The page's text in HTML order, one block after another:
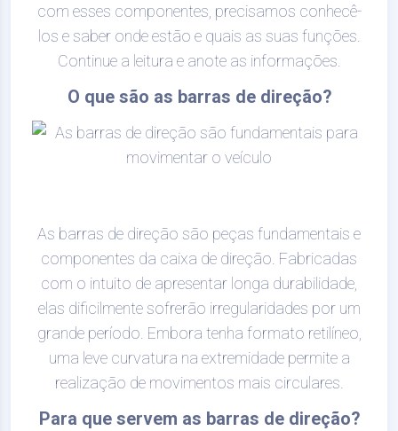
com esses componentes, precisamos conhecê-
los e saber onde estão e quais as suas funções.
Continue a leitura e anote as informações.
O que são as barras de direção?
As barras de direção são peças fundamentais e
componentes da caixa de direção. Fabricadas
com o intuito de apresentar longa durabilidade,
elas dificilmente sofrerão irregularidades por um
grande período. Embora tenha formato retilíneo,
uma leve curvatura na extremidade permite a
realização de movimentos mais circulares.
Para que servem as barras de direção?